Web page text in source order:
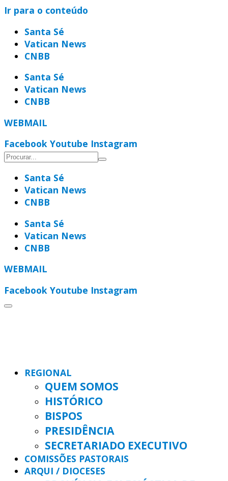
Ir para o conteúdo
Santa Sé
Vatican News
CNBB
Santa Sé
Vatican News
CNBB
WEBMAIL
Facebook Youtube Instagram
Santa Sé
Vatican News
CNBB
Santa Sé
Vatican News
CNBB
WEBMAIL
Facebook Youtube Instagram
REGIONAL
QUEM SOMOS
HISTÓRICO
BISPOS
PRESIDÊNCIA
SECRETARIADO EXECUTIVO
COMISSÕES PASTORAIS
ARQUI / DIOCESES